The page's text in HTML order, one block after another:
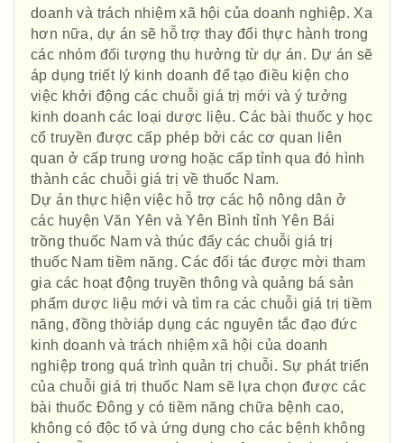
doanh và trách nhiệm xã hội của doanh nghiệp. Xa
hơn nữa, dự án sẽ hỗ trợ thay đổi thực hành trong
các nhóm đối tượng thụ hưởng từ dự án. Dự án sẽ
áp dụng triết lý kinh doanh để tạo điều kiện cho
việc khởi động các chuỗi giá trị mới và ý tưởng
kinh doanh các loại dược liệu. Các bài thuốc y học
cổ truyền được cấp phép bởi các cơ quan liên
quan ở cấp trung ương hoặc cấp tỉnh qua đó hình
thành các chuỗi giá trị về thuốc Nam.
Dự án thực hiện việc hỗ trợ các hộ nông dân ở
các huyện Văn Yên và Yên Bình tỉnh Yên Bái
trồng thuốc Nam và thúc đẩy các chuỗi giá trị
thuốc Nam tiềm năng. Các đối tác được mời tham
gia các hoạt động truyền thông và quảng bá sản
phẩm dược liệu mới và tìm ra các chuỗi giá trị tiềm
năng, đồng thờiáp dụng các nguyên tắc đạo đức
kinh doanh và trách nhiệm xã hội của doanh
nghiệp trong quá trình quản trị chuỗi. Sự phát triển
của chuỗi giá trị thuốc Nam sẽ lựa chọn được các
bài thuốc Đông y có tiềm năng chữa bệnh cao,
không có độc tố và ứng dụng cho các bệnh không
Hội Đông Y TP. Hà Nội
Phái đoàn Liên minh Châu Âu tại
Việt Nam